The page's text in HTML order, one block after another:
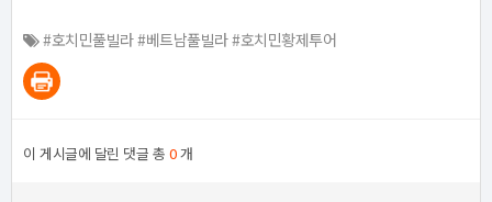
#호치민풀빌라 #베트남풀빌라 #호치민황제투어
이 게시글에 달린 댓글 총 0개